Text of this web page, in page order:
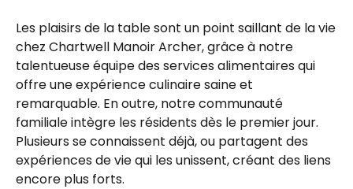
Les plaisirs de la table sont un point saillant de la vie
chez Chartwell Manoir Archer, grâce à notre
talentueuse équipe des services alimentaires qui
offre une expérience culinaire saine et
remarquable. En outre, notre communauté
familiale intègre les résidents dès le premier jour.
Plusieurs se connaissent déjà, ou partagent des
expériences de vie qui les unissent, créant des liens
encore plus forts.